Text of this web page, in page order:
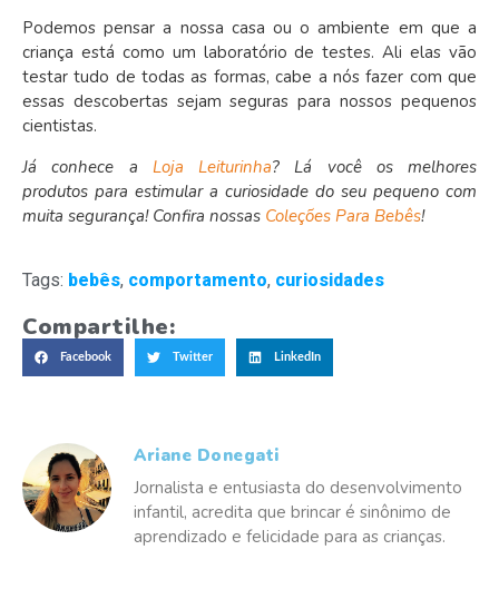
Podemos pensar a nossa casa ou o ambiente em que a
criança está como um laboratório de testes. Ali elas vão
testar tudo de todas as formas, cabe a nós fazer com que
essas descobertas sejam seguras para nossos pequenos
cientistas.
Já conhece a Loja Leiturinha? Lá você os melhores
produtos para estimular a curiosidade do seu pequeno com
muita segurança! Confira nossas Coleções Para Bebês!
Tags: bebês, comportamento, curiosidades
Compartilhe:
Facebook Twitter LinkedIn
Ariane Donegati
Jornalista e entusiasta do desenvolvimento
infantil, acredita que brincar é sinônimo de
aprendizado e felicidade para as crianças.